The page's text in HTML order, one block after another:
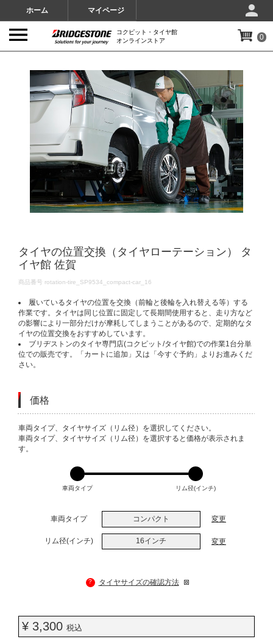
ホーム マイページ
コクピット・タイヤ館
オンラインストア
0
タイヤの位置交換（タイヤローテーション） タ
イヤ館 佐賀
DETAILS
商品番号 rotation-tire_SP9534_compact-car_16
履いているタイヤの位置を交換（前輪と後輪を入れ替える等）する
作業です。タイヤは同じ位置に固定して長期間使用すると、走り方など
の影響により一部分だけが摩耗してしまうことがあるので、定期的なタ
イヤの位置交換をおすすめしています。
ブリヂストンのタイヤ専門店(コクピット/タイヤ館)での作業1台分単
位での販売です。「カートに追加」又は「今すぐ予約」よりお進みくだ
さい。
価格
VARIATIONS
車両タイプ、タイヤサイズ（リム径）を選択してください。
車両タイプ、タイヤサイズ（リム径）を選択すると価格が表示されま
す。
車両タイプ リム径(インチ)
車両タイプ コンパクト 変更
リム径(インチ) 16インチ 変更
? タイヤサイズの確認方法
¥ 3,300 税込